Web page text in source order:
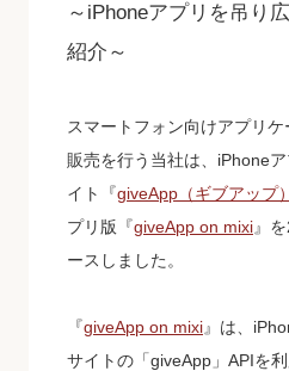
～iPhoneアプリを吊り
紹介～
スマートフォン向けアプリケ
販売を行う当社は、iPhone
イト『giveApp（ギブアップ
プリ版『giveApp on mixi』
ースしました。
『giveApp on mixi』は、
サイトの「giveApp」APIを